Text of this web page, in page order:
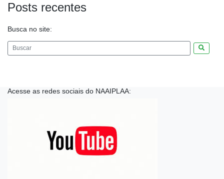
Posts recentes
Busca no site:
Acesse as redes sociais do NAAIPLAA: